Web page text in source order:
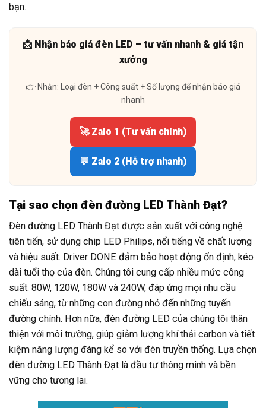
bạn.
📩 Nhận báo giá đèn LED – tư vấn nhanh & giá tận
xưởng
👉 Nhắn: Loại đèn + Công suất + Số lượng để nhận báo giá
nhanh
🚀 Zalo 1 (Tư vấn chính)
💬 Zalo 2 (Hỗ trợ nhanh)
Tại sao chọn đèn đường LED Thành Đạt?
Đèn đường LED Thành Đạt được sản xuất với công nghệ
tiên tiến, sử dụng chip LED Philips, nổi tiếng về chất lượng
và hiệu suất. Driver DONE đảm bảo hoạt động ổn định, kéo
dài tuổi thọ của đèn. Chúng tôi cung cấp nhiều mức công
suất: 80W, 120W, 180W và 240W, đáp ứng mọi nhu cầu
chiếu sáng, từ những con đường nhỏ đến những tuyến
đường chính. Hơn nữa, đèn đường LED của chúng tôi thân
thiện với môi trường, giúp giảm lượng khí thải carbon và tiết
kiệm năng lượng đáng kể so với đèn truyền thống. Lựa chọn
đèn đường LED Thành Đạt là đầu tư thông minh và bền
vững cho tương lai.